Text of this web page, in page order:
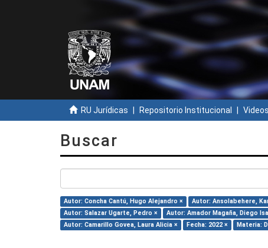
RU Jurídicas Repositorio Institucional
Buscar
Autor: Concha Cantú, Hugo Alejandro × Autor: Ansolabehere,
Autor: Salazar Ugarte, Pedro ×
Autor: Amador Magaña, Diego
Autor: Camarillo Govea, Laura Alicia ×
Fecha: 2022 × Materia: